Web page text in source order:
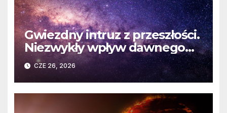
Gwiezdny intruz z przeszłości.
Niezwykły wpływ dawnego
spotkania na komety Układu
Słonecznego
CZE 26, 2026